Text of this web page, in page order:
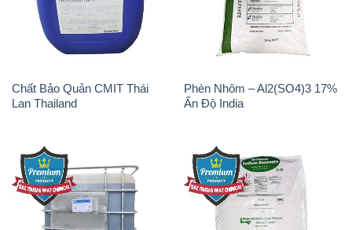
Chất Bảo Quản CMIT Thái
Lan Thailand
Phèn Nhôm – Al2(SO4)3 17%
Ấn Độ India